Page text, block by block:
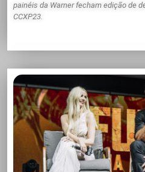
painéis da Warner fecham edição de
CCXP23.